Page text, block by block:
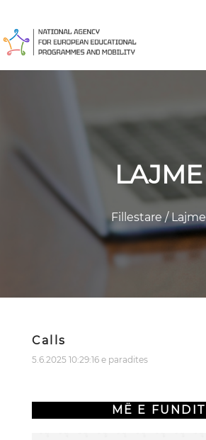
LAJME
Fillestare/Lajme
Calls
5.6.2025 10:29:16 e paradites
MË E FUNDIT